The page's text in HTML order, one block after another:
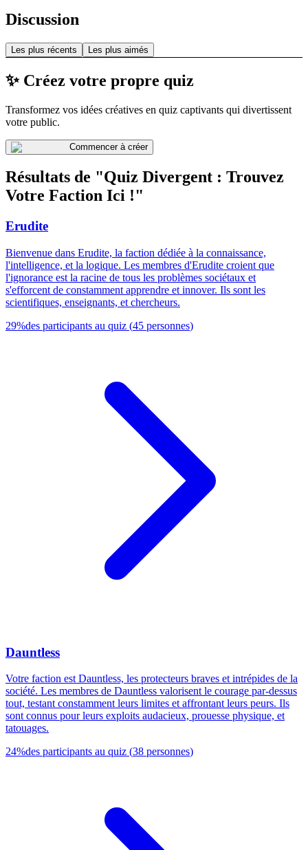
Discussion
Les plus récents Les plus aimés
✨ Créez votre propre quiz
Transformez vos idées créatives en quiz captivants qui divertissent
votre public.
Commencer à créer
Résultats de "Quiz Divergent : Trouvez
Votre Faction Ici !"
Erudite
Bienvenue dans Erudite, la faction dédiée à la connaissance,
l'intelligence, et la logique. Les membres d'Erudite croient que
l'ignorance est la racine de tous les problèmes sociétaux et
s'efforcent de constamment apprendre et innover. Ils sont les
scientifiques, enseignants, et chercheurs.
29%des participants au quiz (45 personnes)
Dauntless
Votre faction est Dauntless, les protecteurs braves et intrépides de la
société. Les membres de Dauntless valorisent le courage par-dessus
tout, testant constamment leurs limites et affrontant leurs peurs. Ils
sont connus pour leurs exploits audacieux, prouesse physique, et
tatouages.
24%des participants au quiz (38 personnes)